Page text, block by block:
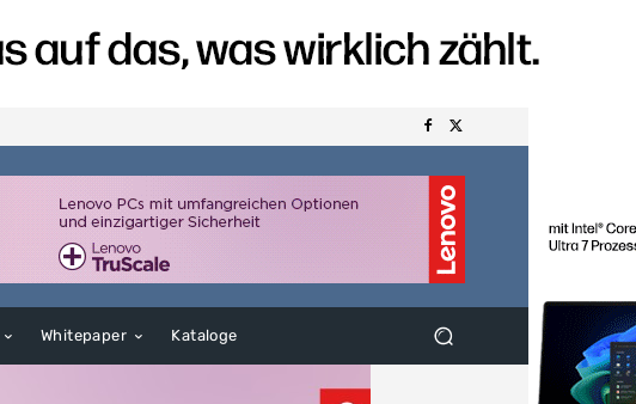
Whitepaper Kataloge